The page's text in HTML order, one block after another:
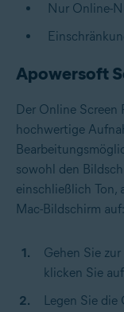
Nur Online-
Apowersoft
Der Online
hochwertige
sowohl den
einschließlich Ton,
Mac-Bildschirm auf:
Gehen Sie
klicken Sie auf
Legen Sie